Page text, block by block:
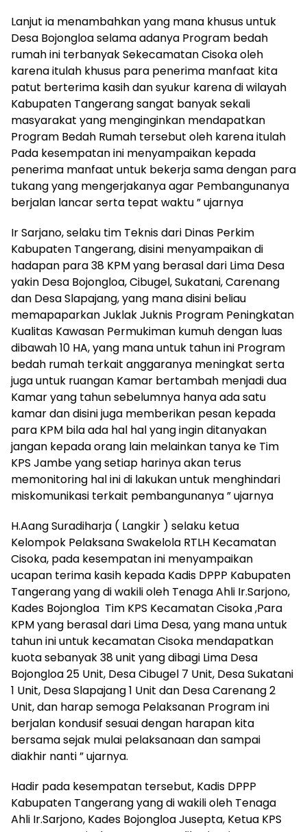
Lanjut ia menambahkan yang mana khusus untuk
Desa Bojongloa selama adanya Program bedah
rumah ini terbanyak Sekecamatan Cisoka oleh
karena itulah khusus para penerima manfaat kita
patut berterima kasih dan syukur karena di wilayah
Kabupaten Tangerang sangat banyak sekali
masyarakat yang menginginkan mendapatkan
Program Bedah Rumah tersebut oleh karena itulah
Pada kesempatan ini menyampaikan kepada
penerima manfaat untuk bekerja sama dengan para
tukang yang mengerjakanya agar Pembangunanya
berjalan lancar serta tepat waktu ” ujarnya
Ir Sarjano, selaku tim Teknis dari Dinas Perkim
Kabupaten Tangerang, disini menyampaikan di
hadapan para 38 KPM yang berasal dari Lima Desa
yakin Desa Bojongloa, Cibugel, Sukatani, Carenang
dan Desa Slapajang, yang mana disini beliau
memapaparkan Juklak Juknis Program Peningkatan
Kualitas Kawasan Permukiman kumuh dengan luas
dibawah 10 HA, yang mana untuk tahun ini Program
bedah rumah terkait anggaranya meningkat serta
juga untuk ruangan Kamar bertambah menjadi dua
Kamar yang tahun sebelumnya hanya ada satu
kamar dan disini juga memberikan pesan kepada
para KPM bila ada hal hal yang ingin ditanyakan
jangan kepada orang lain melainkan tanya ke Tim
KPS Jambe yang setiap harinya akan terus
memonitoring hal ini di lakukan untuk menghindari
miskomunikasi terkait pembangunanya ” ujarnya
H.Aang Suradiharja ( Langkir ) selaku ketua
Kelompok Pelaksana Swakelola RTLH Kecamatan
Cisoka, pada kesempatan ini menyampaikan
ucapan terima kasih kepada Kadis DPPP Kabupaten
Tangerang yang di wakili oleh Tenaga Ahli Ir.Sarjono,
Kades Bojongloa Tim KPS Kecamatan Cisoka ,Para
KPM yang berasal dari Lima Desa, yang mana untuk
tahun ini untuk kecamatan Cisoka mendapatkan
kuota sebanyak 38 unit yang dibagi Lima Desa
Bojongloa 25 Unit, Desa Cibugel 7 Unit, Desa Sukatani
1 Unit, Desa Slapajang 1 Unit dan Desa Carenang 2
Unit, dan harap semoga Pelaksanan Program ini
berjalan kondusif sesuai dengan harapan kita
bersama sejak mulai pelaksanaan dan sampai
diakhir nanti ” ujarnya.
Hadir pada kesempatan tersebut, Kadis DPPP
Kabupaten Tangerang yang di wakili oleh Tenaga
Ahli Ir.Sarjono, Kades Bojongloa Jusepta, Ketua KPS